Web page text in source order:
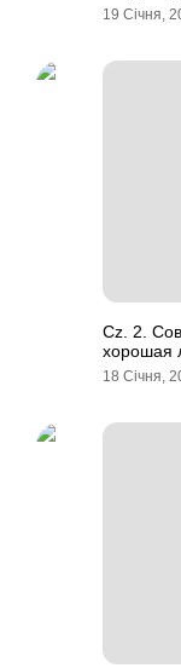
19 Січня,
Cz. 2.
хорошая
18 Січня,